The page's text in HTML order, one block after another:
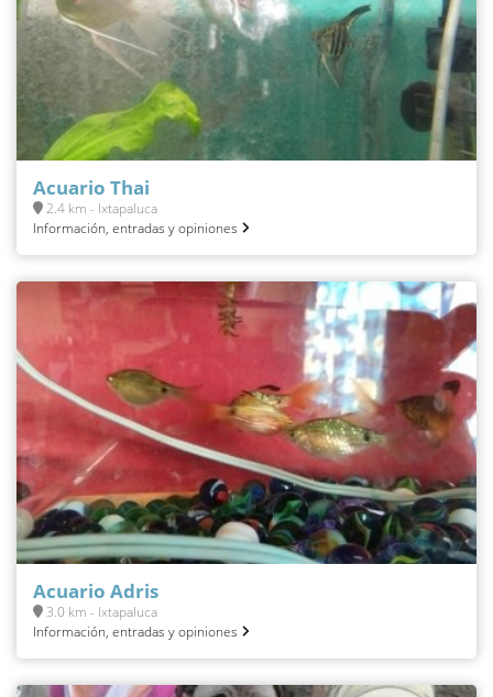
Acuario Thai
2.4 km - Ixtapaluca
Información, entradas y opiniones
Acuario Adris
3.0 km - Ixtapaluca
Información, entradas y opiniones